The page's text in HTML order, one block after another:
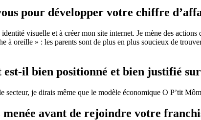
pour développer votre chiffre
visuelle et à créer mon site internet. Je mène des
à oreille » : les parents sont de plus en plus soucieux de
est-il bien positionné et bien justifié
secteur, je dirais même que le modèle économique O P’tit
menée avant de rejoindre votre